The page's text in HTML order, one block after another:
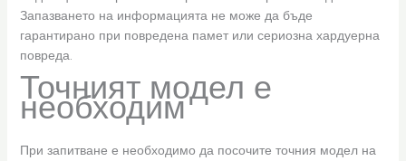
Запазването на информацията не може да бъде
гарантирано при повредена памет или сериозна хардуерна
повреда.
Точният модел е
необходим
При запитване е необходимо да посочите точния модел на